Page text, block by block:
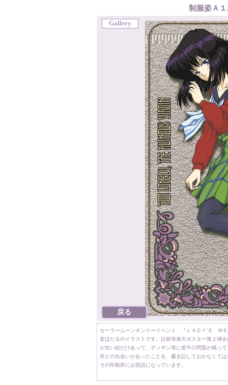
制服姿Ａ
Gallery
セーラームーンオンリーイベント・『ＬＡＤＹ’Ｓ Ｍ
姿ほたるのイラストです。以前等身大ポスター第２弾
が古い絵だけあって、デッサン等に若干の問題が残っ
所との出会いがあったことを、書き記しておかなくて
その印刷所にお世話になっています。